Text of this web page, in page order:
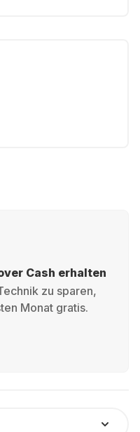
Cash erhalten
zu sparen,
Monat gratis.